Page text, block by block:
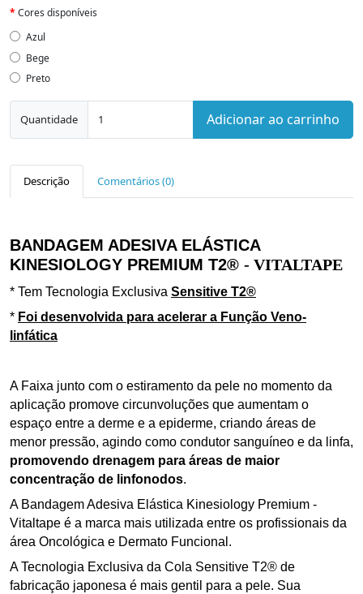
Cores disponíveis
Azul
Bege
Preto
Quantidade Adicionar ao carrinho
Descrição Comentários (0)
BANDAGEM ADESIVA ELÁSTICA
KINESIOLOGY PREMIUM T2® - VITALTAPE
* Tem Tecnologia Exclusiva Sensitive T2®
* Foi desenvolvida para acelerar a Função Veno-
linfática
A Faixa junto com o estiramento da pele no momento da
aplicação promove circunvoluções que aumentam o
espaço entre a derme e a epiderme, criando áreas de
menor pressão, agindo como condutor sanguíneo e da linfa,
promovendo drenagem para áreas de maior
concentração de linfonodos.
A Bandagem Adesiva Elástica Kinesiology Premium -
Vitaltape é a marca mais utilizada entre os profissionais da
área Oncológica e Dermato Funcional.
A Tecnologia Exclusiva da Cola Sensitive T2® de
fabricação japonesa é mais gentil para a pele. Sua